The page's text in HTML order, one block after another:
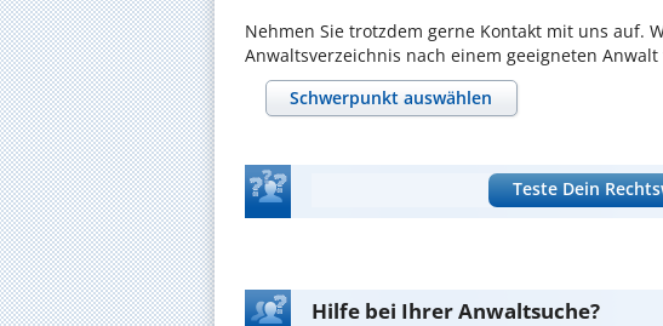
Nehmen Sie trotzdem gerne Kontakt mit uns auf.
Anwaltsverzeichnis nach einem geeigneten Anwalt
Schwerpunkt auswählen
Teste Dein
Hilfe bei Ihrer Anwaltsuche?